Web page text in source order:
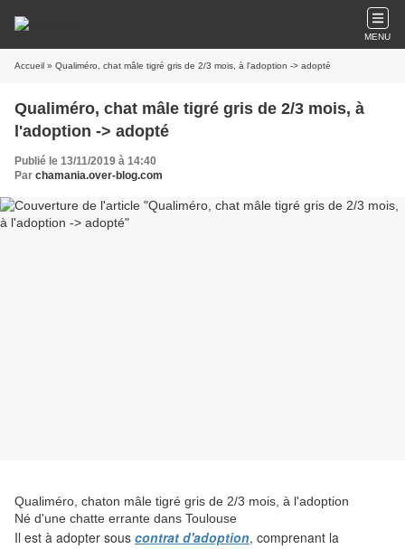
MENU
Accueil » Qualiméro, chat mâle tigré gris de 2/3 mois, à l'adoption -> adopté
Qualiméro, chat mâle tigré gris de 2/3 mois, à
l'adoption -> adopté
Publié le 13/11/2019 à 14:40
Par chamania.over-blog.com
Qualiméro, chaton mâle tigré gris de 2/3 mois, à l'adoption
Né d'une chatte errante dans Toulouse
Il est à adopter sous contrat d'adoption, comprenant la